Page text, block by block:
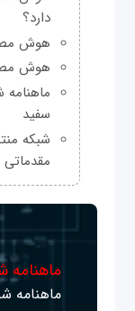
دارد؟
هوش
هوش
سفید
شبکه
ماهنامه
ماهنامه